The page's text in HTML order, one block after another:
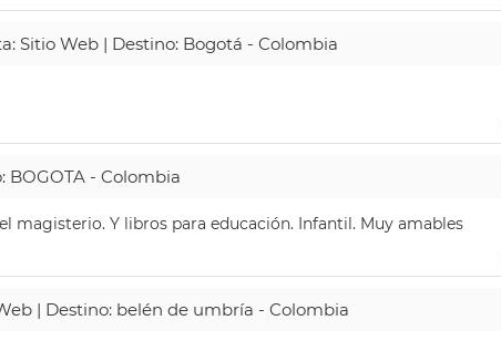
Sitio Web | Destino: Bogotá - Colombia
BOGOTA - Colombia
magisterio. Y libros para educación. Infantil. Muy amables
| Destino: belén de umbría - Colombia